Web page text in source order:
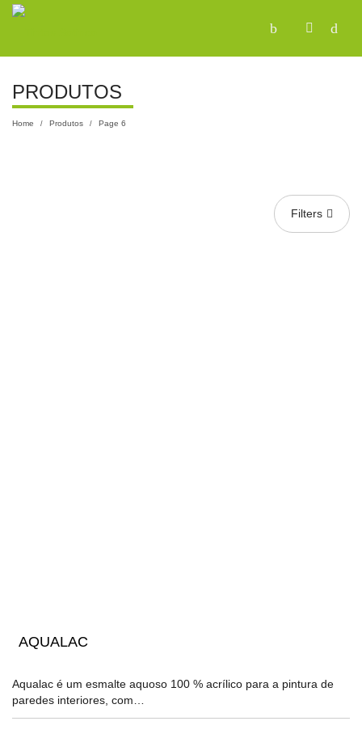
PRODUTOS
Home / Produtos / Page 6
Filters
AQUALAC
Aqualac é um esmalte aquoso 100 % acrílico para a pintura de
paredes interiores, com…